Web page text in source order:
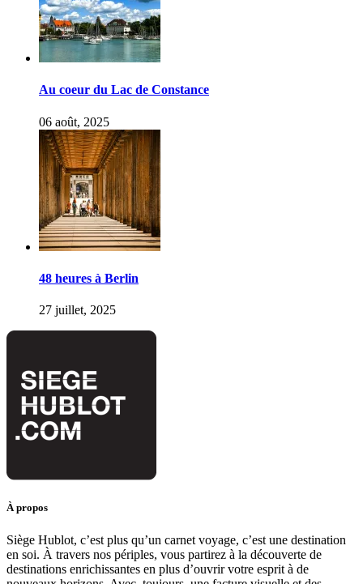
Au coeur du Lac de Constance
06 août, 2025
48 heures à Berlin
27 juillet, 2025
À propos
Siège Hublot, c’est plus qu’un carnet voyage, c’est une destination
en soi. À travers nos périples, vous partirez à la découverte de
destinations enrichissantes en plus d’ouvrir votre esprit à de